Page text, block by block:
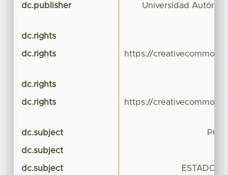
dc.publisher Universidad
dc.rights
dc.rights https://
dc.rights
dc.rights https://
dc.subject
dc.subject
dc.subject ESTADO